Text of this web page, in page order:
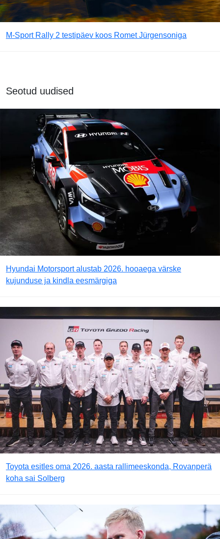
M-Sport Rally 2 testipäev koos Romet Jürgensoniga
Seotud uudised
Hyundai Motorsport alustab 2026. hooaega värske
kujunduse ja kindla eesmärgiga
Toyota esitles oma 2026. aasta rallimeeskonda, Rovanperä
koha sai Solberg